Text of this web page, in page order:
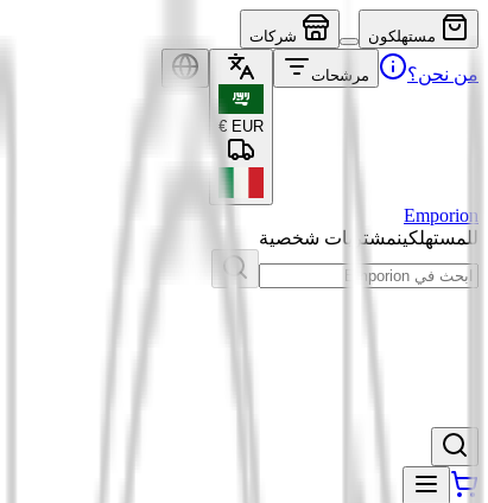
مستهلكون شركات
من نحن؟ مرشحات
EUR
€
Emporion
للمستهلكينمشتريات شخصية